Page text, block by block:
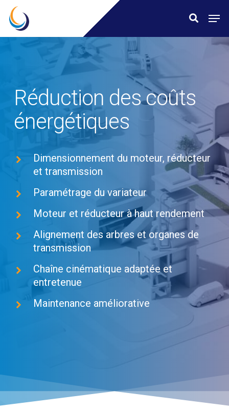
Skip
main
search
Réduction des coûts
énergétiques
Dimensionnement du moteur, réducteur
et transmission
Paramétrage du variateur
Moteur et réducteur à haut rendement
Alignement des arbres et organes de
transmission
Chaîne cinématique adaptée et
entretenue
Maintenance améliorative